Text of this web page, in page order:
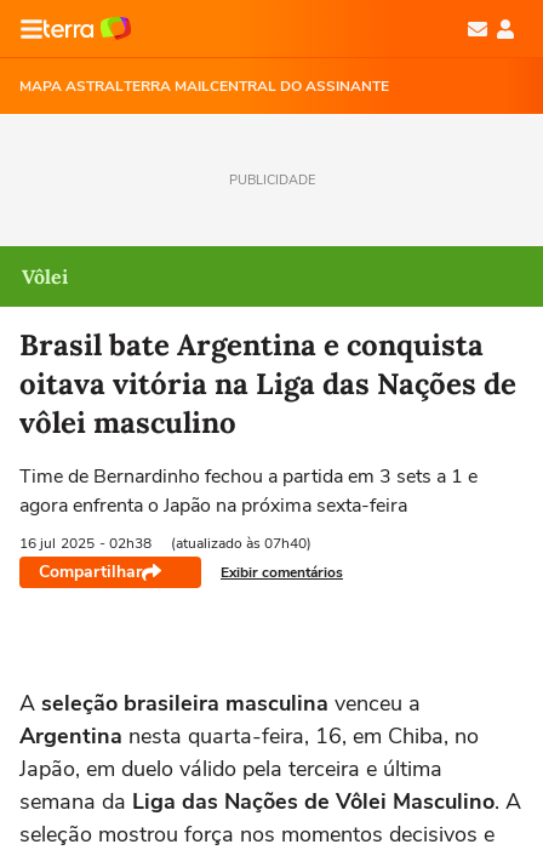
MAPA ASTRALTERRA MAILCENTRAL DO ASSINANTE
PUBLICIDADE
Vôlei
Brasil bate Argentina e conquista
oitava vitória na Liga das Nações de
vôlei masculino
Time de Bernardinho fechou a partida em 3 sets a 1 e
agora enfrenta o Japão na próxima sexta-feira
16 jul 2025 - 02h38 (atualizado às 07h40)
Compartilhar Exibir comentários
A seleção brasileira masculina venceu a
Argentina nesta quarta-feira, 16, em Chiba, no
Japão, em duelo válido pela terceira e última
semana da Liga das Nações de Vôlei Masculino. A
seleção mostrou força nos momentos decisivos e